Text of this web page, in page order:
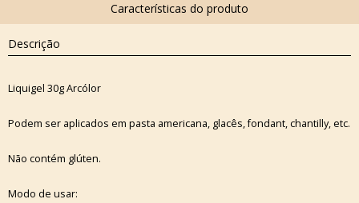
Descrição
Liquigel 30g Arcólor
Podem ser aplicados em pasta americana, glacês, fondant, chantilly, etc.
Não contém glúten.
Modo de usar: